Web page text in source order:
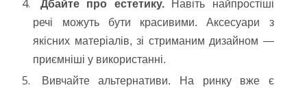
Дбайте про естетику.Навіть найпростіші
речі можуть бути красивими. Аксесуари з
якісних матеріалів, зі стриманим дизайном —
приємніші у використанні.
Вивчайте альтернативи. На ринку вже є